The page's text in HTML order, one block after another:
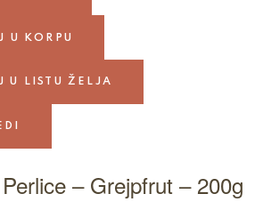
U KORPU
U LISTU ŽELJA
Perlice – Grejpfrut – 200g